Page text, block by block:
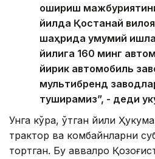
ошириш
йилда Қостанай
шаҳрида умумий
йилига 160 минг
йирик автомобиль
мультибренд
туширамиз”, - деди
Унга кўра, ўтган йили
трактор ва комбайнларни
тортган. Бу аввалроқ